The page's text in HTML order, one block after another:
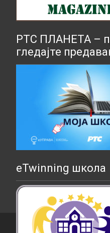
РТС ПЛАНЕТА –
гледајте
eTwinning школа